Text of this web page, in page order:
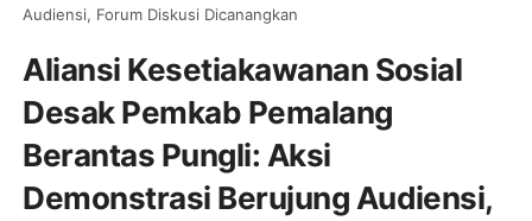
Audiensi, Forum Diskusi Dicanangkan
Aliansi Kesetiakawanan Sosial
Desak Pemkab Pemalang
Berantas Pungli: Aksi
Demonstrasi Berujung Audiensi,